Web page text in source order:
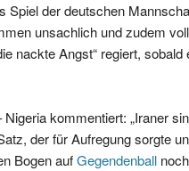
Spiel der deutschen
unsachlich und zudem
nackte Angst“ regiert, sobald
kommentiert: „Iraner
der für Aufregung sorgte
Bogen aufGegendenball